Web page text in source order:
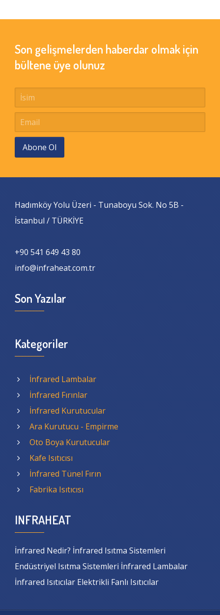
Son gelişmelerden haberdar olmak için
bültene üye olunuz
Abone Ol
Hadımköy Yolu Üzeri - Tunaboyu Sok. No 5B -
İstanbul / TÜRKİYE
+90 541 649 43 80
info@infraheat.com.tr
Son Yazılar
Kategoriler
İnfrared Lambalar
İnfrared Fırınlar
İnfrared Kurutucular
Ara Kurutucu - Empirme
Oto Boya Kurutucular
Kafe Isıtıcısı
İnfrared Tünel Fırın
Fabrika Isıtıcısı
INFRAHEAT
İnfrared Nedir? İnfrared Isıtma Sistemleri
Endüstriyel Isıtma Sistemleri İnfrared Lambalar
İnfrared Isıtıcılar Elektrikli Fanlı Isıtıcılar